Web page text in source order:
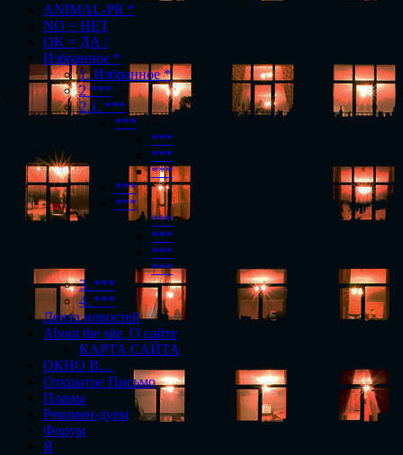
ANIMAL-PR *
NO = НЕТ
OK = ДА /
Избранное *
1. Избранное *
2 ***
2.1. ***
***
***
***
***
***
***
***
***
***
***
3. ***
4. ***
Лента новостей
About the site, О сайте
КАРТА САЙТА
ОКНО В…
Открытое Письмо
Планы
Рекомен-дуем
Форум
Я